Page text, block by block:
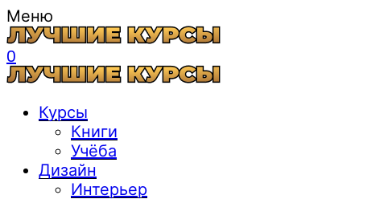
Меню
0
Курсы
Книги
Учёба
Дизайн
Интерьер